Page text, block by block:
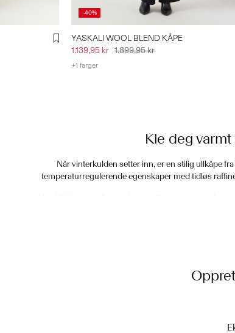
-40%
YASKALI WOOL BLEND KÅPE
1.139,95 kr 1.899,95 kr
+1 farger
Kle deg
Når vinterkulden setter inn, er en stilig ullkåpe
temperaturregulerende egenskaper med tidløs
Hos YAS er vi stolte av å kunne tilby et stort utvalg
funksjonalitet og stil, fra klassisk, skreddersydd design
Ull er ikke bare perfekt om vinteren, det er et av
også om å investere i et slitesterkt, miljøvennlig